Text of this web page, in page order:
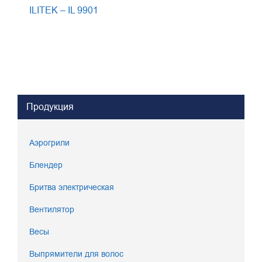
ILITEK – IL 9901
Продукция
Аэрогрили
Блендер
Бритва электрическая
Вентилятор
Весы
Выпрямители для волос